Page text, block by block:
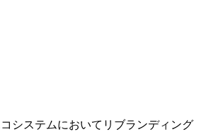
システムにおいてリブランディング